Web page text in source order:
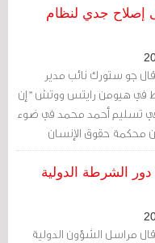
أحمد ناصر الريسي
إصلاح جدي لنظام
قال جو ستورك نائب مدير
في هيومن رايتس ووتش "إن
تسليم أحمد محمد في ضوء
محكمة حقوق الإنسان
الضمير. هذا التسليم المشين
إلى إصلاح جدي لنظام
الشرطة الدولية
قال مراسل الشؤون الدولية